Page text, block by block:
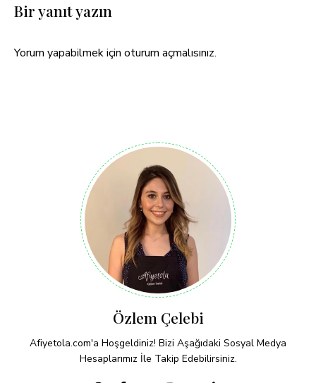
Bir yanıt yazın
Yorum yapabilmek için oturum açmalısınız.
Özlem Çelebi
Afiyetola.com'a Hoşgeldiniz! Bizi Aşağıdaki Sosyal Medya
Hesaplarımız İle Takip Edebilirsiniz.